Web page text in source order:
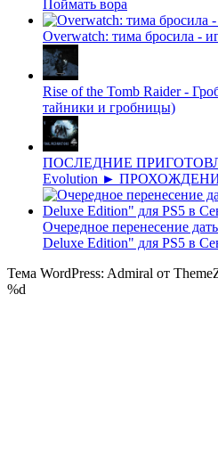
Поймать вора
Overwatch: тима бросила -
Rise of the Tomb Raider -
тайники и гробницы)
ПОСЛЕДНИЕ
Evolution ►
Очередное перенесение
Deluxe Edition" для PS5 в
Тема WordPress: Admiral от
%d